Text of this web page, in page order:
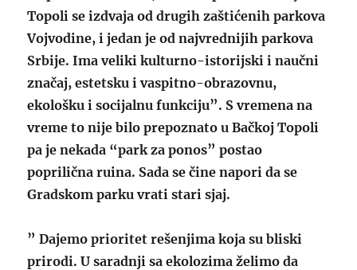
Topoli se izdvaja od drugih zaštićenih parkova
Vojvodine, i jedan je od najvrednijih parkova
Srbije. Ima veliki kulturno-istorijski i naučni
značaj, estetsku i vaspitno-obrazovnu,
ekološku i socijalnu funkciju”. S vremena na
vreme to nije bilo prepoznato u Bačkoj Topoli
pa je nekada “park za ponos” postao
poprilična ruina. Sada se čine napori da se
Gradskom parku vrati stari sjaj.
” Dajemo prioritet rešenjima koja su bliski
prirodi. U saradnji sa ekolozima želimo da